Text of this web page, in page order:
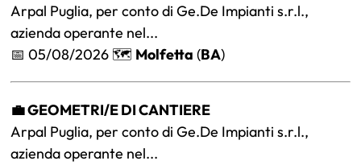
Arpal Puglia, per conto di Ge.De Impianti s.r.l.,
azienda operante nel...
📅 05/08/2026 🗺️ Molfetta (BA)
💼 GEOMETRI/E DI CANTIERE
Arpal Puglia, per conto di Ge.De Impianti s.r.l.,
azienda operante nel...